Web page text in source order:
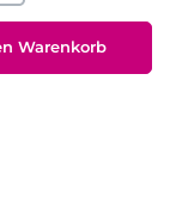
benutze die
Warenkorb